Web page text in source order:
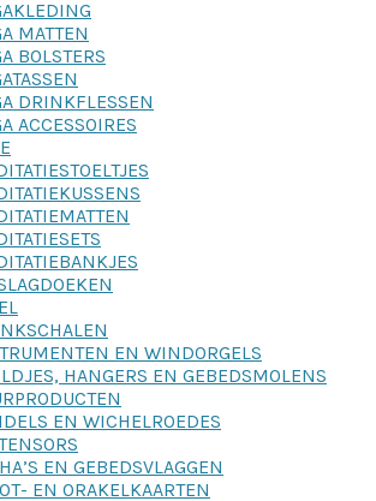
MATTEN
BOLSTERS
DRINKFLESSEN
ACCESSOIRES
EN WINDORGELS
HANGERS EN GEBEDSMOLENS
EN WICHELROEDES
EN GEBEDSVLAGGEN
EN ORAKELKAARTEN